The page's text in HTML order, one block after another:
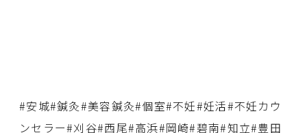
#安城#鍼灸#美容鍼灸#個室#不妊#妊活#不妊カウ
ンセラー#刈谷#西尾#高浜#岡崎#碧南#知立#豊田